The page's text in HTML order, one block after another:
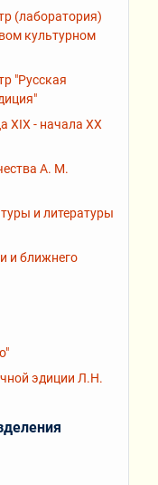
(лаборатория)
культурном
"Русская
XIX - начала XX
А. М.
и литературы
и ближнего
эдиции Л.Н.